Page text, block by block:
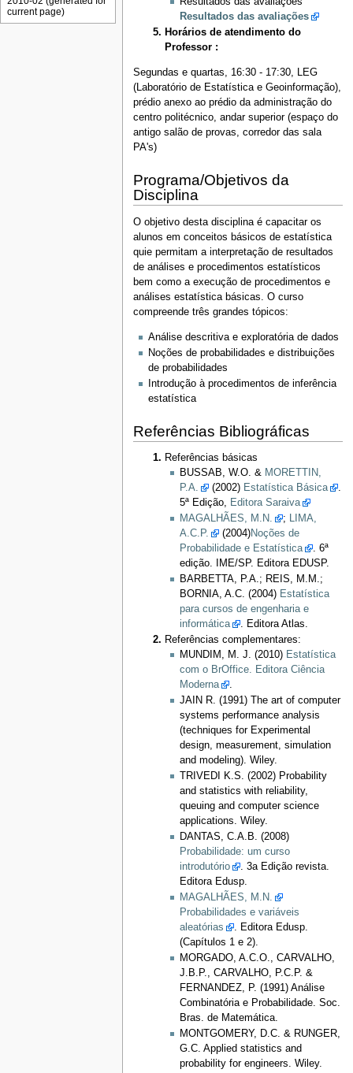
Resultados das avaliações
Horários de atendimento do
Professor :
Segundas e quartas, 16:30 - 17:30, LEG
(Laboratório de Estatística e Geoinformação),
prédio anexo ao prédio da administração do
centro politécnico, andar superior (espaço do
antigo salão de provas, corredor das sala
PA's)
Programa/Objetivos da
Disciplina
O objetivo desta disciplina é capacitar os
alunos em conceitos básicos de estatística
quie permitam a interpretação de resultados
de análises e procedimentos estatísticos
bem como a execução de procedimentos e
análises estatística básicas. O curso
compreende três grandes tópicos:
Análise descritiva e exploratória de dados
Noções de probabilidades e distribuições
de probabilidades
Introdução à procedimentos de inferência
estatística
Referências Bibliográficas
Referências básicas
BUSSAB, W.O. & MORETTIN,
P.A.
(2002) Estatística Básica
.
5ª Edição, Editora Saraiva
MAGALHÃES, M.N.
; LIMA,
A.C.P.
(2004)Noções de
Probabilidade e Estatística
. 6ª
edição. IME/SP. Editora EDUSP.
BARBETTA, P.A.; REIS, M.M.;
BORNIA, A.C. (2004) Estatística
para cursos de engenharia e
informática
. Editora Atlas.
Referências complementares:
MUNDIM, M. J. (2010) Estatística
com o BrOffice. Editora Ciência
Moderna
.
JAIN R. (1991) The art of computer
systems performance analysis
(techniques for Experimental
design, measurement, simulation
and modeling). Wiley.
TRIVEDI K.S. (2002) Probability
and statistics with reliability,
queuing and computer science
applications. Wiley.
DANTAS, C.A.B. (2008)
Probabilidade: um curso
introdutório
. 3a Edição revista.
Editora Edusp.
MAGALHÃES, M.N.
Probabilidades e variáveis
aleatórias
. Editora Edusp.
(Capítulos 1 e 2).
MORGADO, A.C.O., CARVALHO,
J.B.P., CARVALHO, P.C.P. &
FERNANDEZ, P. (1991) Análise
Combinatória e Probabilidade. Soc.
Bras. de Matemática.
MONTGOMERY, D.C. & RUNGER,
G.C. Applied statistics and
probability for engineers. Wiley.